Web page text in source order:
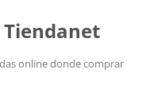
Tiendanet
online donde comprar